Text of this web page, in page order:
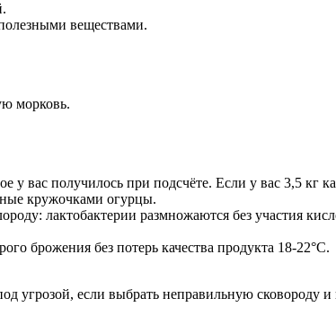
веществами.
морковь.
у вас получилось при подсчёте. Если у вас 3,5 кг
кружочками огурцы.
лактобактерии размножаются без участия
брожения без потерь качества продукта 18-22°C.
угрозой, если выбрать неправильную сковороду